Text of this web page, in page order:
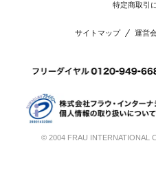
特定商取引
サイトマップ 運営
© 2004 FRAU INTERNATIONAL